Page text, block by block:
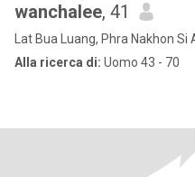
wanchalee, 41
Lat Bua Luang, Phra Nakhon
Alla ricerca di: Uomo 43 - 70